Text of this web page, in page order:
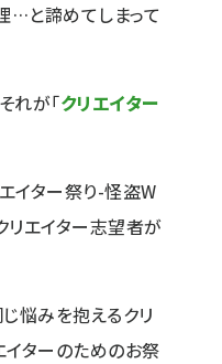
…と諦めてしまって
れが「クリエイター
イター祭り-怪盗W
リエイター志望者が
悩みを抱えるクリ
イターのためのお祭